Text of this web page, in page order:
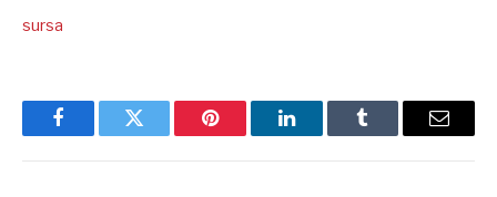
sursa
FacebookTwitter Pinterest LinkedInTumblr Email